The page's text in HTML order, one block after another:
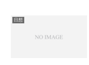
日想